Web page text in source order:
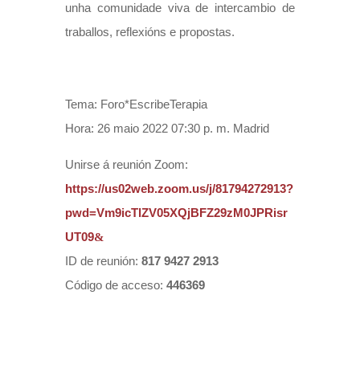
unha comunidade viva de intercambio de
traballos, reflexións e propostas.
Tema: Foro*EscribeTerapia
Hora: 26 maio 2022 07:30 p. m. Madrid
Unirse á reunión Zoom:
https://us02web.zoom.us/j/81794272913?
pwd=Vm9icTlZV05XQjBFZ29zM0JPRisr
UT09
ID de reunión: 817 9427 2913
Código de acceso: 446369